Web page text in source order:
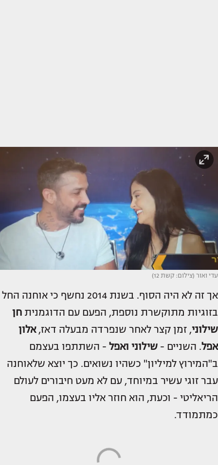
עדי ואור (צילום: קשת 12)
אך זה לא היה הסוף. בשנת 2014 נחשף כי אוחנה החל
בזוגיות מתוקשרת נוספת, הפעם עם הדוגמנית חן
שילוני, זמן קצר לאחר שנפרדה מבעלה דאז,אלון
אפל. השניים - שילוני ואפל - השתתפו בעצמם
ב"המירוץ למיליון" כשהיו נשואים. כך יוצא שלאוחנה
עבר זוגי עשיר במיוחד, עם לא מעט חיבורים לעולם
הריאליטי - וכעת, הוא חוזר אליו בעצמו, הפעם
כמתמודד.